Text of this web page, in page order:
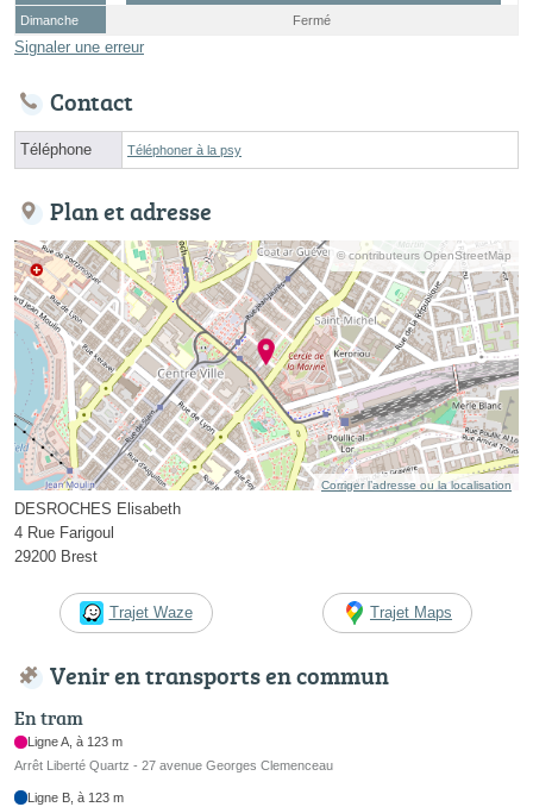
Dimanche
Fermé
Signaler une erreur
Contact
Téléphone Téléphoner à la psy
Plan et adresse
© contributeurs OpenStreetMap
Corriger l’adresse ou la localisation
DESROCHES Elisabeth
4 Rue Farigoul
29200 Brest
Trajet Waze Trajet Maps
Venir en transports en commun
En tram
Ligne A, à 123 m
Arrêt Liberté Quartz - 27 avenue Georges Clemenceau
Ligne B, à 123 m